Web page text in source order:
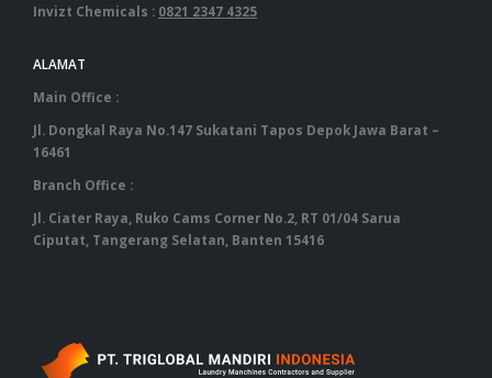
Invizt Chemicals : 0821 2347 4325
ALAMAT
Main Office :
Jl. Dongkal Raya No.147 Sukatani Tapos Depok Jawa Barat –
16461
Branch Office :
Jl. Ciater Raya, Ruko Cams Corner No.2, RT 01/04 Sarua
Ciputat, Tangerang Selatan, Banten 15416